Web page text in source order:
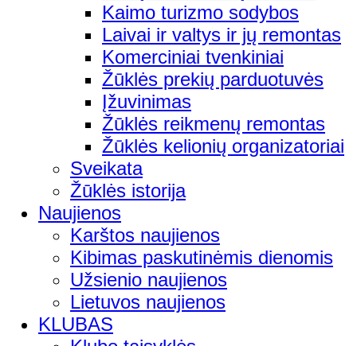
Kaimo turizmo sodybos
Laivai ir valtys ir jų remontas
Komerciniai tvenkiniai
Žūklės prekių parduotuvės
Įžuvinimas
Žūklės reikmenų remontas
Žūklės kelionių organizatoriai
Sveikata
Žūklės istorija
Naujienos
Karštos naujienos
Kibimas paskutinėmis dienomis
Užsienio naujienos
Lietuvos naujienos
KLUBAS